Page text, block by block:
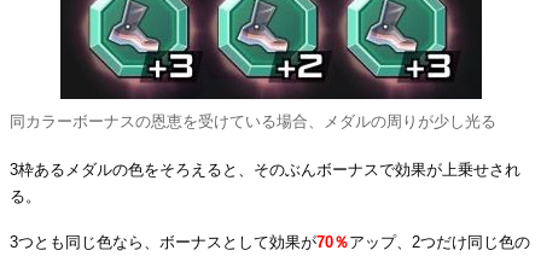
同カラーボーナスの恩恵を受けている場合、メダルの周りが少し光る
3枠あるメダルの色をそろえると、そのぶんボーナスで効果が上乗せされ
る。
3つとも同じ色なら、ボーナスとして効果が70％アップ、2つだけ同じ色の